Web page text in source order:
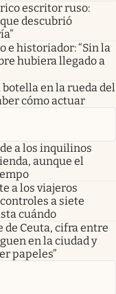
escritor ruso:
descubrió
e historiador: “Sin la
hubiera llegado a
en la rueda del
cómo actuar
a los inquilinos
aunque el
a los viajeros
a siete
cuándo
de Ceuta, cifra entre
en la ciudad y
papeles”